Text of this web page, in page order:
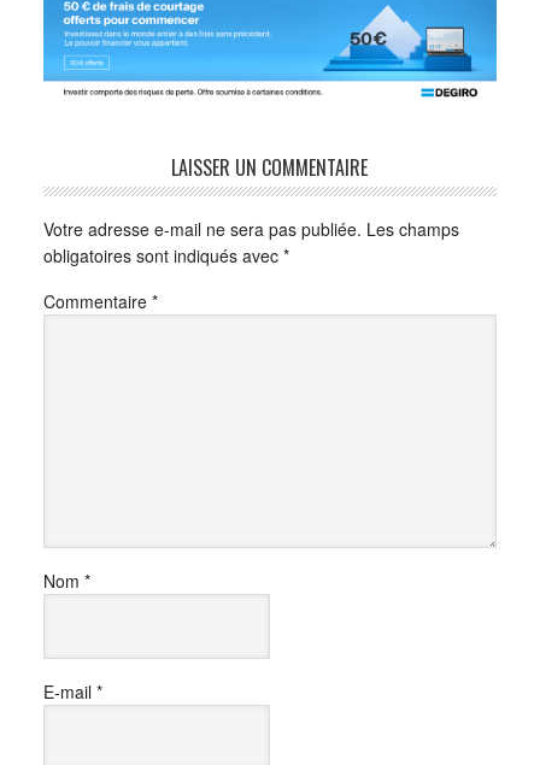
LAISSER UN COMMENTAIRE
Votre adresse e-mail ne sera pas publiée. Les champs
obligatoires sont indiqués avec *
Commentaire *
Nom *
E-mail *